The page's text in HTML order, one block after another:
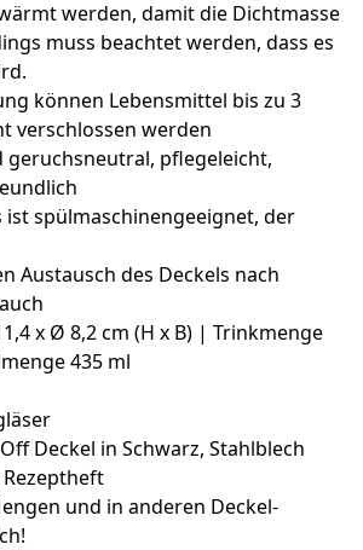
werden, damit die Dichtmasse
muss beachtet werden, dass es
können Lebensmittel bis zu 3
verschlossen werden
geruchsneutral, pflegeleicht,
ist spülmaschinengeeignet, der
Austausch des Deckels nach
x Ø 8,2 cm (H x B) | Trinkmenge
435 ml
Deckel in Schwarz, Stahlblech
Rezeptheft
und in anderen Deckel-